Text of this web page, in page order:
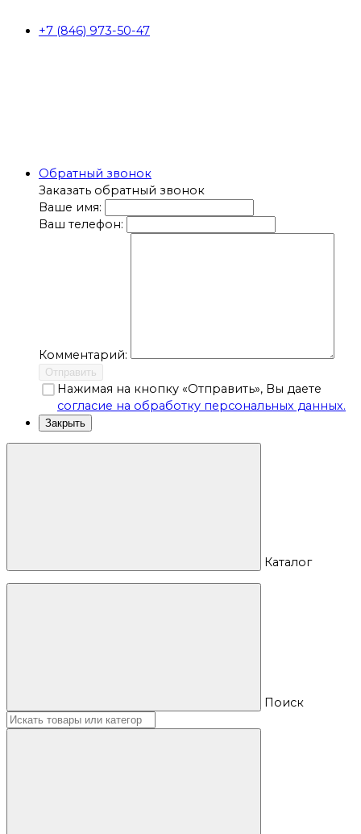
+7 (846) 973-50-47
Обратный звонок
Заказать обратный звонок
Ваше имя:
Ваш телефон:
Комментарий:
Отправить
Нажимая на кнопку «Отправить», Вы даете
согласие на обработку персональных данных.
Закрыть
Каталог
Поиск